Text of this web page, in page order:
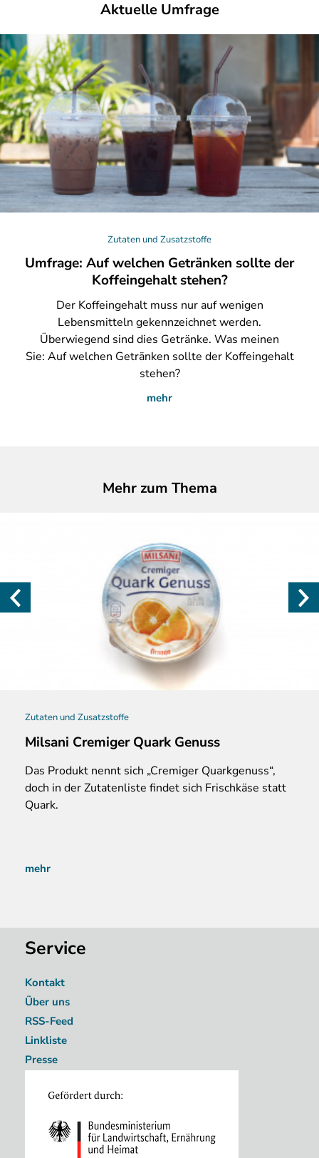
Aktuelle Umfrage
Zutaten und Zusatzstoffe
Umfrage: Auf welchen Getränken sollte der
Koffeingehalt stehen?
DerKoffeingehalt muss nur auf wenigen
Lebensmitteln gekennzeichnet werden.
Überwiegend sind dies Getränke. Was meinen
Sie: Auf welchen Getränken sollte der Koffeingehalt
stehen?
mehr
Mehr zum Thema
Zutaten und Zusatzstoffe
Milsani Cremiger Quark Genuss
Das Produkt nennt sich „Cremiger Quarkgenuss“,
doch in der Zutatenliste findet sich Frischkäse statt
Quark.
mehr
Service
Kontakt
Über uns
RSS-Feed
Linkliste
Presse